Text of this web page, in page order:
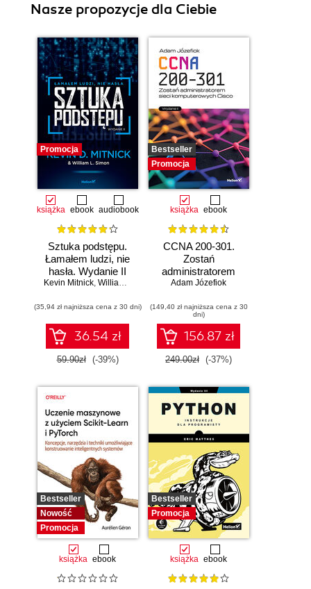
Nasze propozycje dla Ciebie
Promocja
książka ebook audiobook
Sztuka podstępu.
Łamałem ludzi, nie
hasła. Wydanie II
Kevin Mitnick, William L. Simon
(35,94 zł najniższa cena z 30 dni)
36.54 zł
59.90zł (-39%)
Bestseller
Promocja
książka ebook
CCNA 200-301.
Zostań
administratorem
sieci
Cisco. Wydanie II
Adam Józefiok
(149,40 zł najniższa cena z 30
dni)
156.87 zł
249.00zł (-37%)
Bestseller
Nowość
Promocja
książka ebook
Bestseller
Promocja
książka ebook